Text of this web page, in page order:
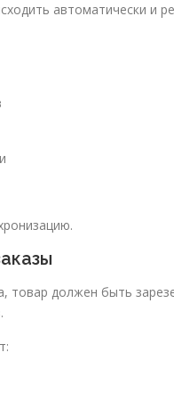
автоматически и
товар должен быть